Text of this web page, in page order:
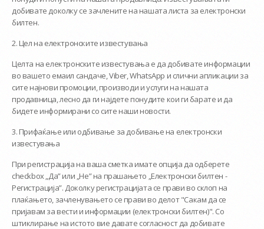
добивате доколку се зачлените на нашата листа за електронски
билтен.
2. Цел на електронските известувања
Целта на електронските известувања е да добивате информации
во вашето емаил сандаче, Viber, WhatsApp и слични апликации за
сите најнови промоции, производи и услуги на нашата
продавница, лесно да ги најдете понудите кои ги барате и да
бидете информирани со сите наши новости.
3. Прифаќање или одбивање за добивање на електронски
известувања
При регистрација на ваша сметка имате опција да одберете
checkbox „Да” или „Не” на прашањето „Електронски билтен -
Регистрација”. Доколку регистрацијата се прави во склоп на
плаќањето, зачленувањето се прави во делот "Сакам да се
пријавам за вести и информации (електронски билтен)". Со
штиклирање на истото вие давате согласност да добивате